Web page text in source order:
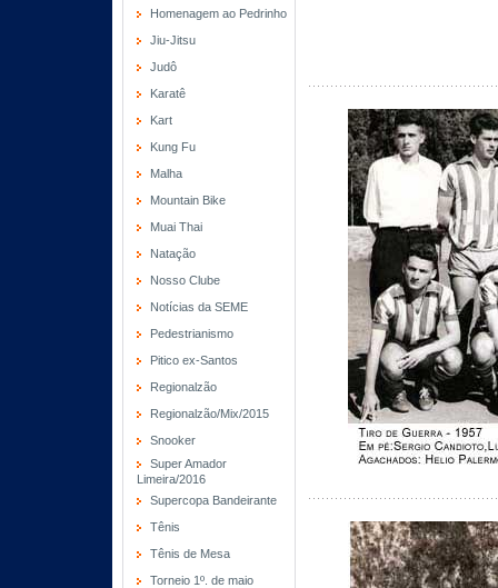
Homenagem ao Pedrinho
Jiu-Jitsu
Judô
Karatê
Kart
Kung Fu
Malha
Mountain Bike
Muai Thai
Natação
Nosso Clube
Notícias da SEME
Pedestrianismo
Pitico ex-Santos
Regionalzão
Regionalzão/Mix/2015
Snooker
Super Amador
Limeira/2016
Supercopa Bandeirante
Tênis
Tênis de Mesa
Torneio 1º. de maio